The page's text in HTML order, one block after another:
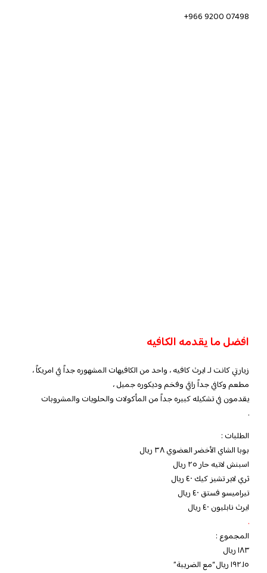
افضل ما يقدمه الكافيه
زيارتي كانت لـ ايرث كافيه ، واحد من الكافيهات المشهوره جداً في امريكاً ،
مطعم وكافي جداً راقي وفخم وديكوره جميل ،
يقدمون في تشكيله كبيره جداً من المأكولات والحلويات والمشروبات
.
الطلبات :
بوبا الشاي الأخضر العضوي ٣٨ ريال
اسبنش لاتيه حار ٢٥ ريال
ثري لاير تشيز كيك ٤٠ ريال
تيراميسو فستق ٤٠ ريال
ايرث نابليون ٤٠ ريال
.
المجموع :
١٨٣ ريال
١٩٢.١٥ ريال “مع الضريبة”